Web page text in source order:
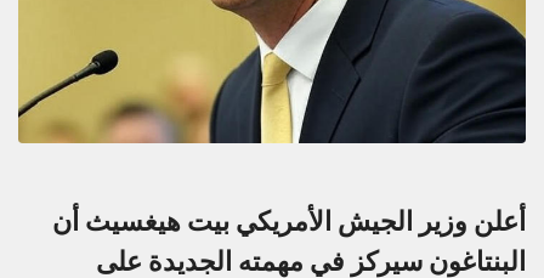
أعلن وزير الجيش الأمريكي بيت هيغسيث أن
البنتاغون سيركز في مهمته الجديدة على